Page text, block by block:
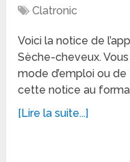
Clatronic
Voici la notice de
Sèche-cheveux.
mode d’emploi ou
cette notice au
[Lire la suite...]